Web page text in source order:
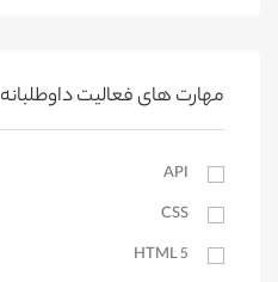
خنداب
اراک
آستارا
آستانه اشرفیه
بندرانزلی
مهارت های فعالیت داوطلبانه
API
CSS
HTML 5